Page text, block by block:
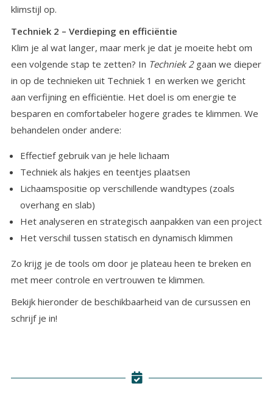
klimstijl op.
Techniek 2 – Verdieping en efficiëntie
Klim je al wat langer, maar merk je dat je moeite hebt om
een volgende stap te zetten? In Techniek 2gaan we dieper
in op de technieken uit Techniek 1 en werken we gericht
aan verfijning en efficiëntie. Het doel is om energie te
besparen en comfortabeler hogere grades te klimmen. We
behandelen onder andere:
Effectief gebruik van je hele lichaam
Techniek als hakjes en teentjes plaatsen
Lichaamspositie op verschillende wandtypes (zoals
overhang en slab)
Het analyseren en strategisch aanpakken van een project
Het verschil tussen statisch en dynamisch klimmen
Zo krijg je de tools om door je plateau heen te breken en
met meer controle en vertrouwen te klimmen.
Bekijk hieronder de beschikbaarheid van de cursussen en
schrijf je in!